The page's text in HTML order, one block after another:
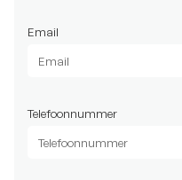
Email
Telefoonnummer